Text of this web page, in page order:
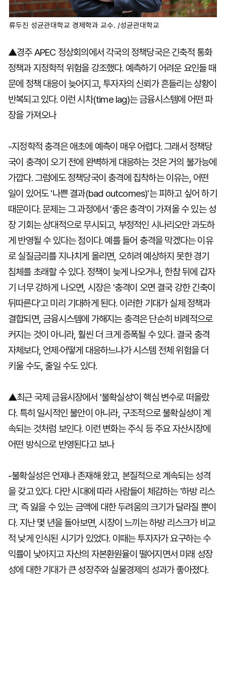
류두진 성균관대학교 경제학과 교수. /성균관대학교
▲경주 APEC 정상회의에서 각국의 정책당국은 긴축적 통화
정책과 지정학적 위험을 강조했다. 예측하기 어려운 요인들 때
문에 정책 대응이 늦어지고, 투자자의 신뢰가 흔들리는 상황이
반복되고 있다. 이런 시차(time lag)는 금융시스템에 어떤 파
장을 가져오나
-지정학적 충격은 애초에 예측이 매우 어렵다. 그래서 정책당
국이 충격이 오기 전에 완벽하게 대응하는 것은 거의 불가능에
가깝다. 그럼에도 정책당국이 충격에 집착하는 이유는, 어떤
일이 있어도 '나쁜 결과(bad outcomes)'는 피하고 싶어 하기
때문이다. 문제는 그 과정에서 '좋은 충격'이 가져올 수 있는 성
장 기회는 상대적으로 무시되고, 부정적인 시나리오만 과도하
게 반영될 수 있다는 점이다. 예를 들어 충격을 막겠다는 이유
로 실질금리를 지나치게 올리면, 오히려 예상하지 못한 경기
침체를 초래할 수 있다. 정책이 늦게 나오거나, 한참 뒤에 갑자
기 너무 강하게 나오면, 시장은 '충격이 오면 결국 강한 긴축이
뒤따른다'고 미리 기대하게 된다. 이러한 기대가 실제 정책과
결합되면, 금융시스템에 가해지는 충격은 단순히 비례적으로
커지는 것이 아니라, 훨씬 더 크게 증폭될 수 있다. 결국 충격
자체보다, 언제·어떻게 대응하느냐가 시스템 전체 위험을 더
키울 수도, 줄일 수도 있다.
▲최근 국제 금융시장에서 '불확실성'이 핵심 변수로 떠올랐
다. 특히 일시적인 불안이 아니라, 구조적으로 불확실성이 계
속되는 것처럼 보인다. 이런 변화는 주식 등 주요 자산시장에
어떤 방식으로 반영된다고 보나
-불확실성은 언제나 존재해 왔고, 본질적으로 계속되는 성격
을 갖고 있다. 다만 시대에 따라 사람들이 체감하는 '하방 리스
크', 즉 잃을 수 있는 금액에 대한 두려움의 크기가 달라질 뿐이
다. 지난 몇 년을 돌아보면, 시장이 느끼는 하방 리스크가 비교
적 낮게 인식된 시기가 있었다. 이때는 투자자가 요구하는 수
익률이 낮아지고 자산의 자본환원율이 떨어지면서 미래 성장
성에 대한 기대가 큰 성장주와 실물경제의 성과가 좋아졌다.